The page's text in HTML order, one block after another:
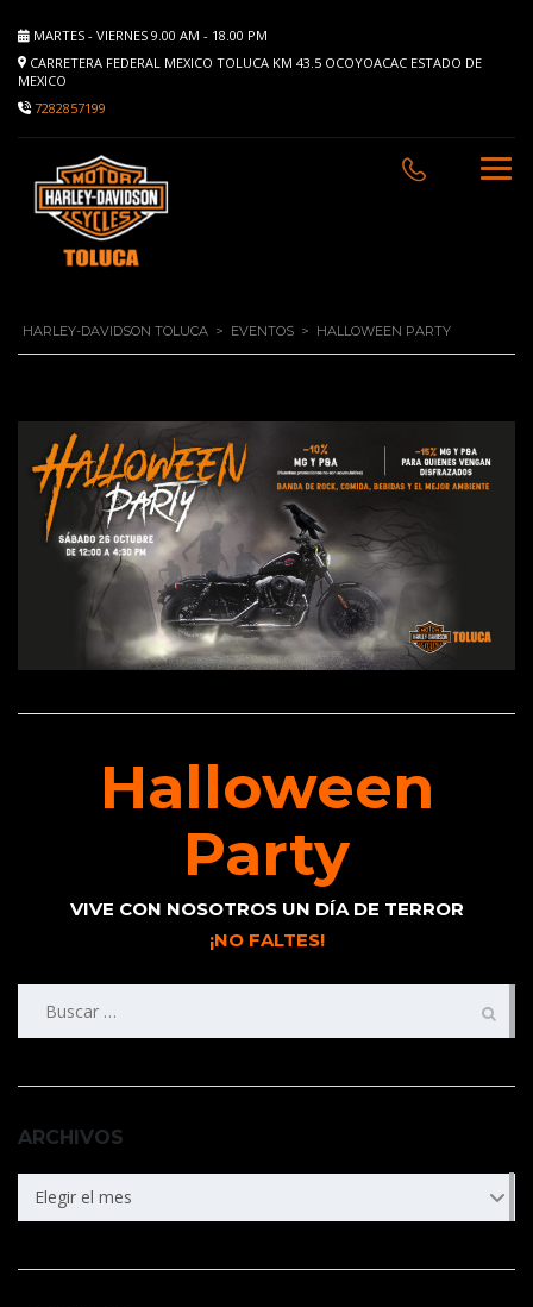
MARTES - VIERNES 9.00 AM - 18.00 PM
CARRETERA FEDERAL MEXICO TOLUCA KM 43.5 OCOYOACAC ESTADO DE
MEXICO
7282857199
HARLEY-DAVIDSON TOLUCA > EVENTOS > HALLOWEEN PARTY
Halloween
Party
VIVE CON NOSOTROS UN DÍA DE TERROR
¡NO FALTES!
ARCHIVOS
Elegir el mes